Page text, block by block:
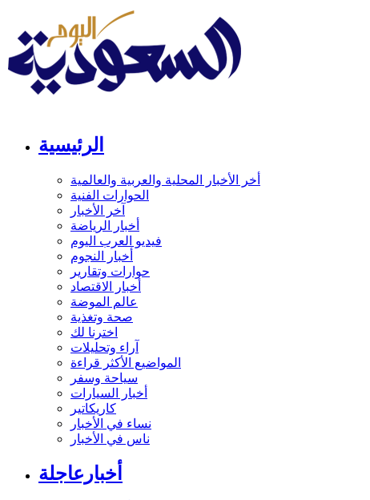
الرئيسية
أخر الأخبار المحلية والعربية والعالمية
الحوارات الفنية
آخر الأخبار
أخبار الرياضة
فيديو العرب اليوم
أخبار النجوم
حوارات وتقارير
أخبار الاقتصاد
عالم الموضة
صحة وتغذية
اخترنا لك
آراء وتحليلات
المواضيع الأكثر قراءة
سياحة وسفر
أخبار السيارات
كاريكاتير
نساء في الأخبار
ناس في الأخبار
أخبارعاجلة